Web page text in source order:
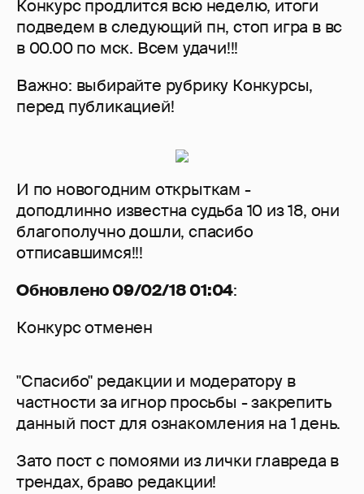
Конкурс продлится всю неделю, итоги
подведем в следующий пн, стоп игра в вс
в 00.00 по мск. Всем удачи!!!
Важно: выбирайте рубрику Конкурсы,
перед публикацией!
И по новогодним открыткам -
доподлинно известна судьба 10 из 18, они
благополучно дошли, спасибо
отписавшимся!!!
Обновлено 09/02/18 01:04:
Конкурс отменен
"Спасибо" редакции и модератору в
частности за игнор просьбы - закрепить
данный пост для ознакомления на 1 день.
Зато пост с помоями из лички главреда в
трендах, браво редакции!